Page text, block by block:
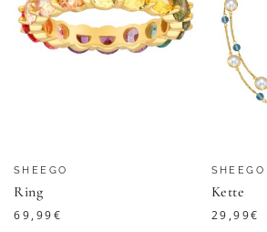
SHEEGO
Ring
69,99€
SHEEGO
Kette
29,99€